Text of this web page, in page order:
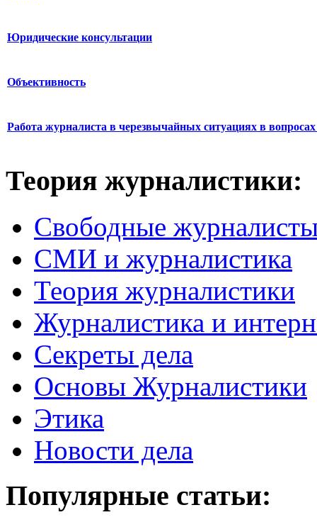
Юридические консультации
Объективность
Работа журналиста в черезвычайных ситуациях в вопросах
Теория журналистики:
Свободные
СМИ и журналистика
Теория журналистики
Журналистика и
Секреты дела
Основы Журналистики
Этика
Новости дела
Популярные статьи: